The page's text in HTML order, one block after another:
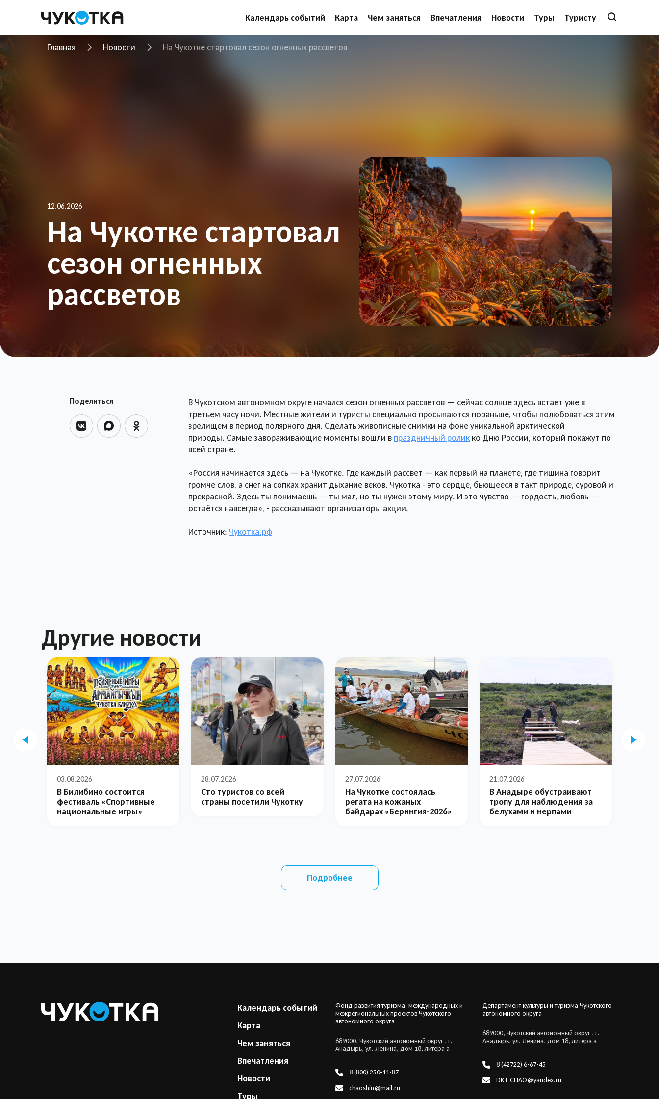
Календарь событий Карта Чем заняться Впечатления Новости Туры Туристу
Главная Новости На Чукотке стартовал сезон огненных рассветов
12.06.2026
На Чукотке стартовал
сезон огненных
рассветов
Поделиться
В Чукотском автономном округе начался сезон огненных рассветов — сейчас солнце здесь встает уже в
третьем часу ночи. Местные жители и туристы специально просыпаются пораньше, чтобы полюбоваться этим
зрелищем в период полярного дня. Сделать живописные снимки на фоне уникальной арктической
природы. Самые завораживающие моменты вошли в праздничный ролик ко Дню России, который покажут по
всей стране.
«Россия начинается здесь — на Чукотке. Где каждый рассвет — как первый на планете, где тишина говорит
громче слов, а снег на сопках хранит дыхание веков. Чукотка - это сердце, бьющееся в такт природе, суровой и
прекрасной. Здесь ты понимаешь — ты мал, но ты нужен этому миру. И это чувство — гордость, любовь —
остаётся навсегда», - рассказывают организаторы акции.
Источник: Чукотка.рф
Другие новости
03.08.2026
В Билибино состоится
фестиваль «Спортивные
национальные игры»
28.07.2026
Сто туристов со всей
страны посетили Чукотку
27.07.2026
На Чукотке состоялась
регата на кожаных
байдарах «Берингия-2026»
21.07.2026
В Анадыре обустраивают
тропу для наблюдения за
белухами и нерпами
Подробнее
Календарь событий
Карта
Чем заняться
Впечатления
Новости
Туры
Фонд развития туризма, международных и
межрегиональных проектов Чукотского
автономного округа
689000, Чукотский автономный округ , г.
Анадырь, ул. Ленина, дом 18, литера а
8 (800) 250-11-87
chaoshin@mail.ru
Департамент культуры и туризма Чукотского
автономного округа
689000, Чукотский автономный округ , г.
Анадырь, ул. Ленина, дом 18, литера а
8 (42722) 6-67-45
DKT-CHAO@yandex.ru